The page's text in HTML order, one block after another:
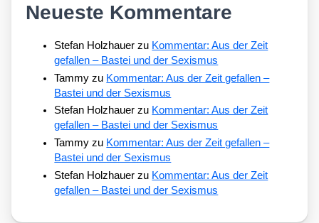
Neueste Kommentare
Stefan Holzhauer zu Kommentar: Aus der Zeit
gefallen – Bastei und der Sexismus
Tammy zu Kommentar: Aus der Zeit gefallen –
Bastei und der Sexismus
Stefan Holzhauer zu Kommentar: Aus der Zeit
gefallen – Bastei und der Sexismus
Tammy zu Kommentar: Aus der Zeit gefallen –
Bastei und der Sexismus
Stefan Holzhauer zu Kommentar: Aus der Zeit
gefallen – Bastei und der Sexismus